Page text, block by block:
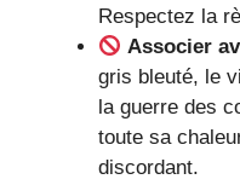
Respectez la
Associer
gris bleuté, le
la guerre des
toute sa
discordant.